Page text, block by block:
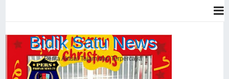
Bidik Satu News
Berita Aktual Tajam dan Terpercaya